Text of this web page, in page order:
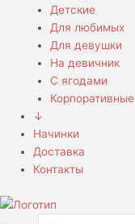
Детские
Для любимых
Для девушки
На девичник
С ягодами
Корпоративные
↓
Начинки
Доставка
Контакты